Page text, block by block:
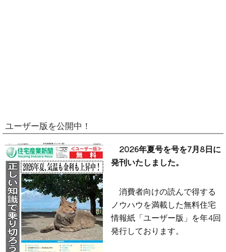
ユーザー版を公開中！
2026年夏号を号を7月8日に
発刊いたしました。
消費者向けの読んで得する
ノウハウを満載した無料住宅
情報紙「ユーザー版」を年4回
発行しております。